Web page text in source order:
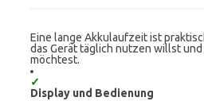
Eine lange Akkulaufzeit ist
das Gerät täglich nutzen willst
möchtest.
✓
Display und Bedienung